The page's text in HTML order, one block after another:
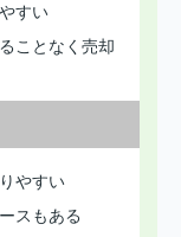
すい
ことなく売却
やすい
スもある